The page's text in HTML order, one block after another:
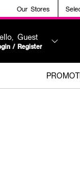
Our Stores
Guest
/ Register